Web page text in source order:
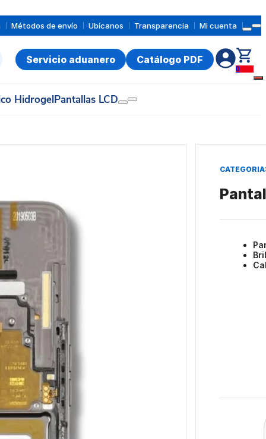
Métodos de envío Ubícanos Transparencia Mi cuenta
Servicio aduanero Catálogo PDF
0
HidrogelPantallas LCD